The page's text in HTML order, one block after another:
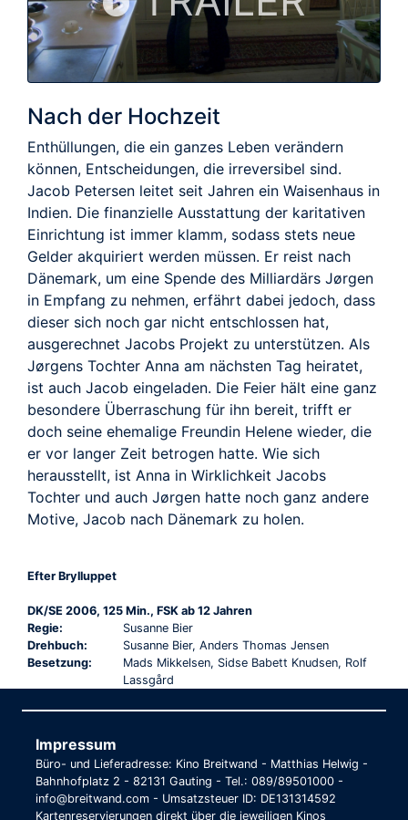
Nach der Hochzeit
Enthüllungen, die ein ganzes Leben verändern
können, Entscheidungen, die irreversibel sind.
Jacob Petersen leitet seit Jahren ein Waisenhaus in
Indien. Die finanzielle Ausstattung der karitativen
Einrichtung ist immer klamm, sodass stets neue
Gelder akquiriert werden müssen. Er reist nach
Dänemark, um eine Spende des Milliardärs Jørgen
in Empfang zu nehmen, erfährt dabei jedoch, dass
dieser sich noch gar nicht entschlossen hat,
ausgerechnet Jacobs Projekt zu unterstützen. Als
Jørgens Tochter Anna am nächsten Tag heiratet,
ist auch Jacob eingeladen. Die Feier hält eine ganz
besondere Überraschung für ihn bereit, trifft er
doch seine ehemalige Freundin Helene wieder, die
er vor langer Zeit betrogen hatte. Wie sich
herausstellt, ist Anna in Wirklichkeit Jacobs
Tochter und auch Jørgen hatte noch ganz andere
Motive, Jacob nach Dänemark zu holen.
Efter Brylluppet
DK/SE 2006, 125 Min., FSK ab 12 Jahren
Regie:
Susanne Bier
Drehbuch:
Susanne Bier, Anders Thomas Jensen
Besetzung:
Mads Mikkelsen, Sidse Babett Knudsen, Rolf
Lassgård
Impressum
Büro- und Lieferadresse: Kino Breitwand - Matthias Helwig -
Bahnhofplatz 2 - 82131 Gauting - Tel.: 089/89501000 -
info@breitwand.com - Umsatzsteuer ID: DE131314592
Kartenreservierungen direkt über die jeweiligen Kinos